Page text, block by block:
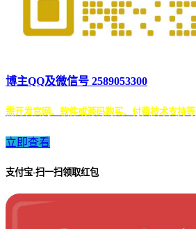
博主QQ及微信号 2589053300
需开发官网、软件或源码购买、付费技术支持等
立即查看
支付宝-扫一扫领取红包